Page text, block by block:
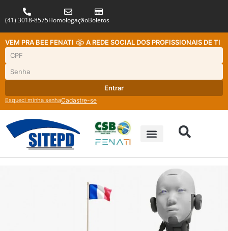
(41) 3018-8575HomologaçãoBoletos
VEM PRA BEE FENATI A REDE SOCIAL DOS PROFISSIONAIS DE TI
Entrar
Esqueci minha senhaCadastre-se